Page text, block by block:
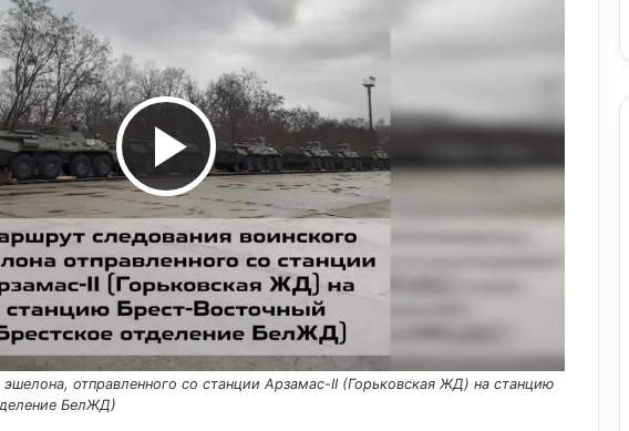
В
о
с
отправленного со станции Арзамас-II (Горьковская ЖД) на станцию
БелЖД)